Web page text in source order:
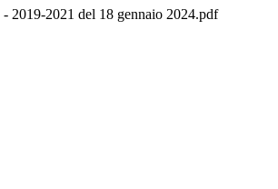
2019-2021 del 18 gennaio 2024.pdf